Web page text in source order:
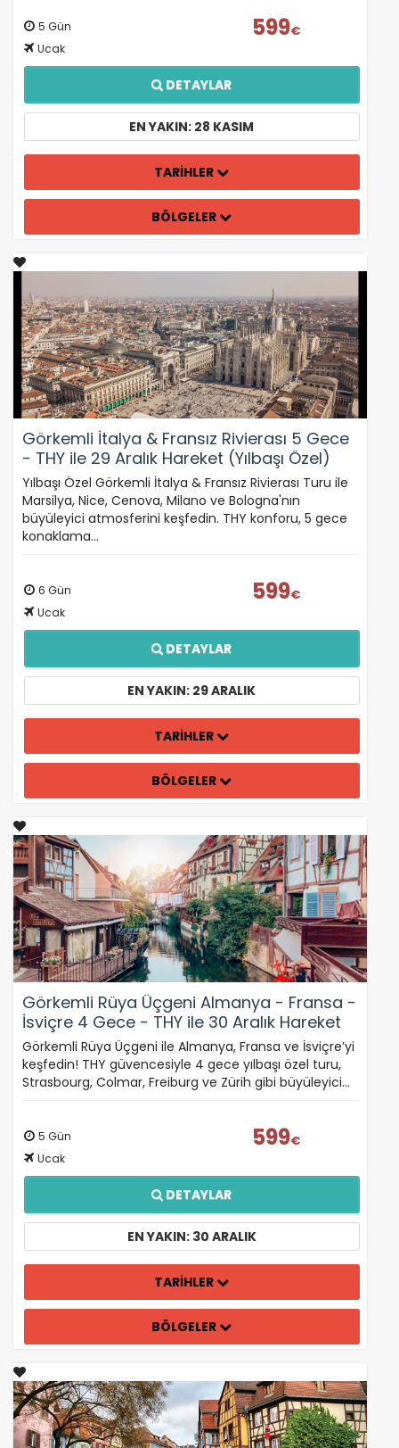
5 Gün
Ucak
599€
DETAYLAR
EN YAKIN: 28 KASIM
TARİHLER
BÖLGELER
Görkemli İtalya & Fransız Rivierası 5 Gece
- THY ile 29 Aralık Hareket (Yılbaşı Özel)
Yılbaşı Özel Görkemli İtalya & Fransız Rivierası Turu ile
Marsilya, Nice, Cenova, Milano ve Bologna'nın
büyüleyici atmosferini keşfedin. THY konforu, 5 gece
konaklama…
6 Gün
Ucak
599€
DETAYLAR
EN YAKIN: 29 ARALIK
TARİHLER
BÖLGELER
Görkemli Rüya Üçgeni Almanya - Fransa -
İsviçre 4 Gece - THY ile 30 Aralık Hareket
(2026 Yılbaşı Özel)
Görkemli Rüya Üçgeni ile Almanya, Fransa ve İsviçre’yi
keşfedin! THY güvencesiyle 4 gece yılbaşı özel turu,
Strasbourg, Colmar, Freiburg ve Zürih gibi büyüleyici…
5 Gün
Ucak
599€
DETAYLAR
EN YAKIN: 30 ARALIK
TARİHLER
BÖLGELER